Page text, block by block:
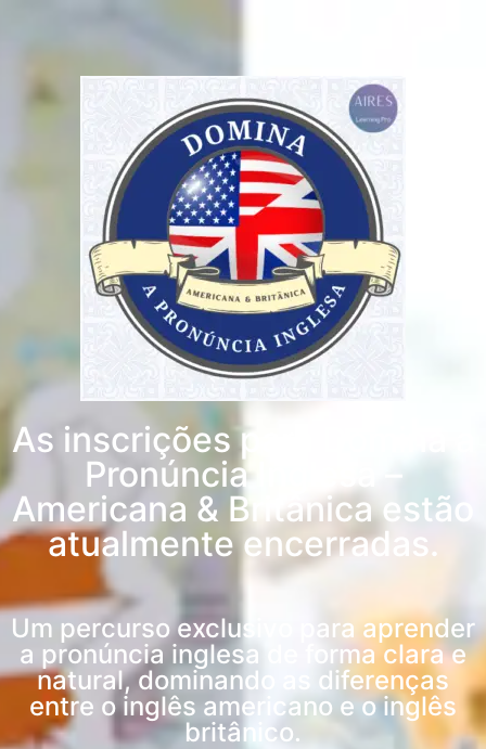
As inscrições para Domina a
Pronúncia Inglesa –
Americana & Britânica estão
atualmente encerradas.
Um percurso exclusivo para aprender
a pronúncia inglesa de forma clara e
natural, dominando as diferenças
entre o inglês americano e o inglês
britânico.